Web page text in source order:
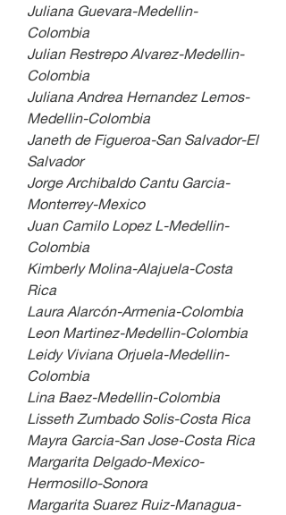
Juliana Guevara-Medellin-
Colombia
Julian Restrepo Alvarez-Medellin-
Colombia
Juliana Andrea Hernandez Lemos-
Medellin-Colombia
Janeth de Figueroa-San Salvador-El
Salvador
Jorge Archibaldo Cantu Garcia-
Monterrey-Mexico
Juan Camilo Lopez L-Medellin-
Colombia
Kimberly Molina-Alajuela-Costa
Rica
Laura Alarcón-Armenia-Colombia
Leon Martinez-Medellin-Colombia
Leidy Viviana Orjuela-Medellin-
Colombia
Lina Baez-Medellin-Colombia
Lisseth Zumbado Solis-Costa Rica
Mayra Garcia-San Jose-Costa Rica
Margarita Delgado-Mexico-
Hermosillo-Sonora
Margarita Suarez Ruiz-Managua-